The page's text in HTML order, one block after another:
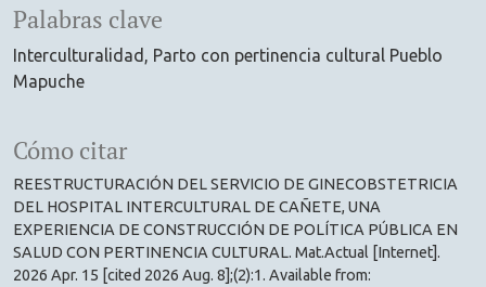
Palabras clave
Interculturalidad
Parto con pertinencia cultural Pueblo
Mapuche
Cómo citar
REESTRUCTURACIÓN DEL SERVICIO DE GINECOBSTETRICIA
DEL HOSPITAL INTERCULTURAL DE CAÑETE, UNA
EXPERIENCIA DE CONSTRUCCIÓN DE POLÍTICA PÚBLICA EN
SALUD CON PERTINENCIA CULTURAL. Mat.Actual [Internet].
2026 Apr. 15 [cited 2026 Aug. 8];(2):1. Available from: